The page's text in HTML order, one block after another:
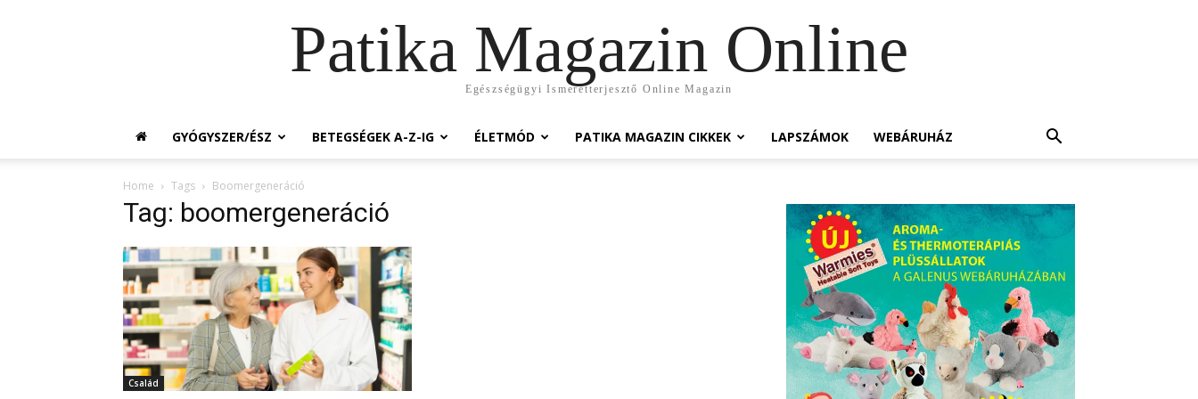
Patika Magazin Online
Egészségügyi Ismeretterjesztő Online Magazin
GYÓGYSZER/ÉSZ BETEGSÉGEK A-Z-IG ÉLETMÓD PATIKA MAGAZIN CIKKEK LAPSZÁMOK WEBÁRUHÁZ
Home Tags Boomergeneráció
Tag: boomergeneráció
Család